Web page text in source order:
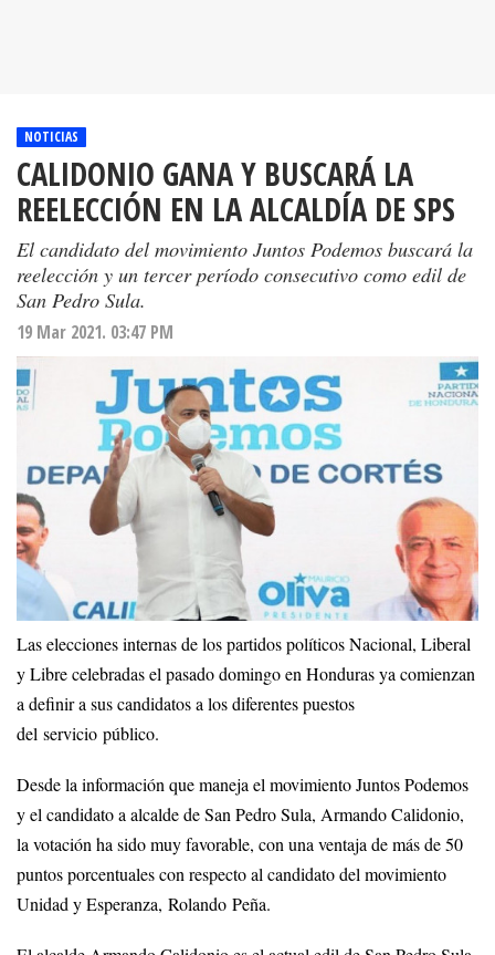
NOTICIAS
CALIDONIO GANA Y BUSCARÁ LA
REELECCIÓN EN LA ALCALDÍA DE SPS
El candidato del movimiento Juntos Podemos buscará la
reelección y un tercer período consecutivo como edil de
San Pedro Sula.
19 Mar 2021. 03:47 PM
Las elecciones internas de los partidos políticos Nacional, Liberal
y Libre celebradas el pasado domingo en Honduras ya comienzan
a definir a sus candidatos a los diferentes puestos
del servicio público.
Desde la información que maneja el movimiento Juntos Podemos
y el candidato a alcalde de San Pedro Sula, Armando Calidonio,
la votación ha sido muy favorable, con una ventaja de más de 50
puntos porcentuales con respecto al candidato del movimiento
Unidad y Esperanza, Rolando Peña.